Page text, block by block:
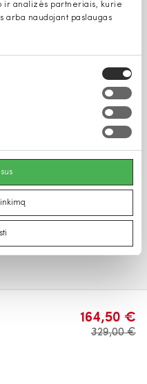
ir analizės partneriais, kurie
arba naudojant paslaugas
164,50 €
329,00 €